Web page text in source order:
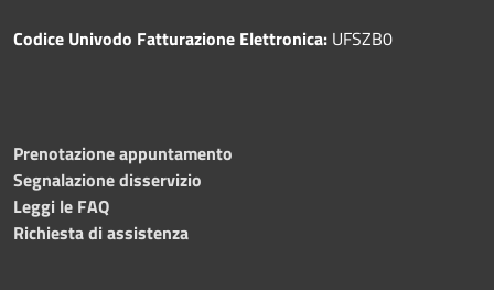
Codice Univodo Fatturazione Elettronica: UFSZB0
Prenotazione appuntamento
Segnalazione disservizio
Leggi le FAQ
Richiesta di assistenza